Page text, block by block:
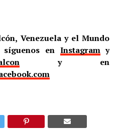
Venezuela y el Mundo
síguenos en Instagramy
y en